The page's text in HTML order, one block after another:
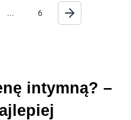
... 6
intymną? –